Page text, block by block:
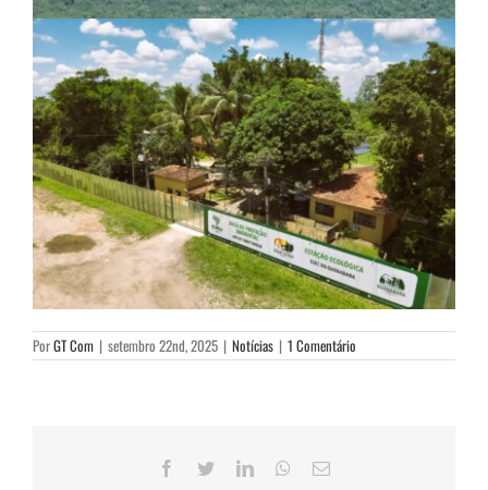
PorGT Com | setembro 22nd, 2025 | Notícias | 1 Comentário
Facebook
TwitterLinkedInWhatsApp
E-